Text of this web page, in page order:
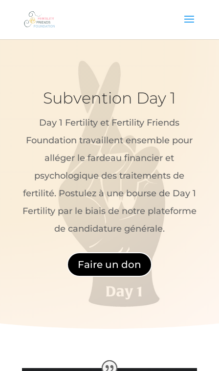
Subvention Day 1
Day 1 Fertility et Fertility Friends
Foundation travaillent ensemble pour
alléger le fardeau financier et
psychologique des traitements de
fertilité. Postulez à une bourse de Day 1
Fertility par le biais de notre plateforme
de candidature générale.
Faire un don